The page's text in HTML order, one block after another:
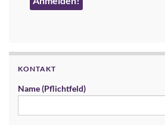
KONTAKT
Name (Pflichtfeld)